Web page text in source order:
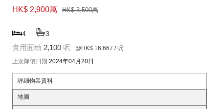
HK$ 2,900萬
HK$ 3,500萬
4 3
實用面積 2,100 呎 @HK$ 16,667 / 呎
上次降價日期 2024年04月20日
詳細物業資料
地圖